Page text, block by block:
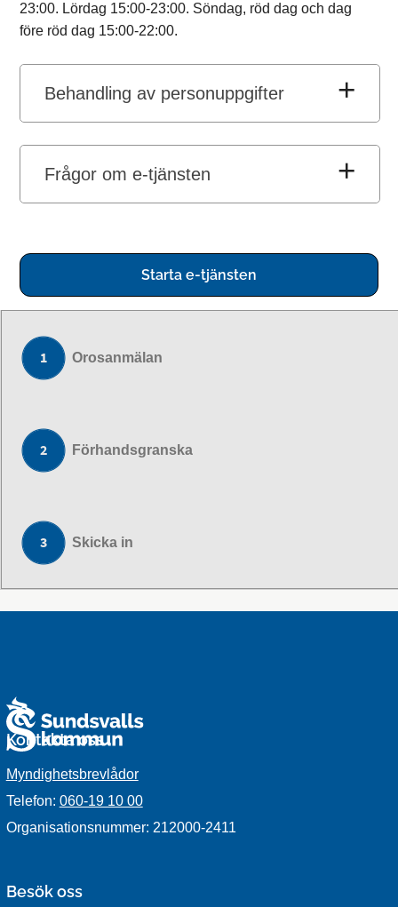
23:00. Lördag 15:00-23:00. Söndag, röd dag och dag
före röd dag 15:00-22:00.
Behandling av personuppgifter
Frågor om e-tjänsten
Starta e-tjänsten
Orosanmälan
Förhandsgranska
Skicka in
Kontakta oss
Myndighetsbrevlådor
Telefon: 060-19 10 00
Organisationsnummer: 212000-2411
Besök oss